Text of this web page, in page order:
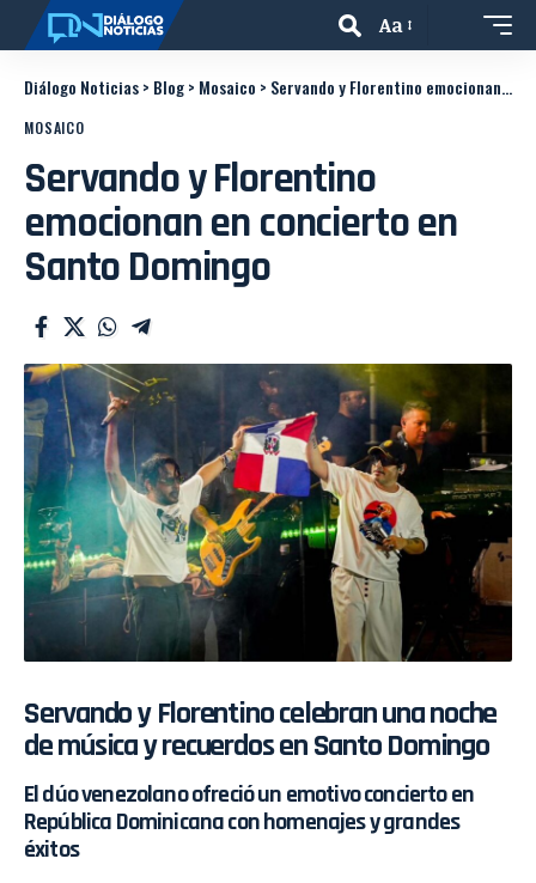
Aa
Diálogo Noticias> Blog> Mosaico > Servando y Florentino emocionan en concierto en Santo Domingo
MOSAICO
Servando y Florentino
emocionan en concierto en
Santo Domingo
Servando y Florentino celebran una noche
de música y recuerdos en Santo Domingo
El dúo venezolano ofreció un emotivo concierto en
República Dominicana con homenajes y grandes
éxitos